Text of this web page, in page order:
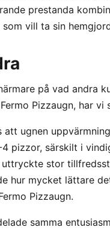
prestanda
vill ta sin
på vad andra
Pizzaugn, har
ugnen
pizzor, särskilt i
stor
hur mycket lättare
Pizzaugn.
samma